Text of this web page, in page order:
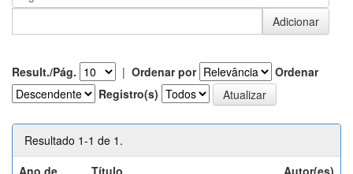
Result./Pág. | Ordenar por
Ordenar
Registro(s)
Resultado 1-1 de 1.
Ano de
Título Autor(es)